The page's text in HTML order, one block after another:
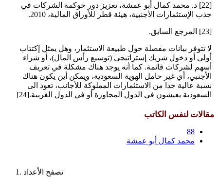
[22] د. محمد كمال أبو عمشة، تعزيز دور حوكمة الشركات في
جذب الإستثمارات الأجنبية، هيئة قطر للأوراق المالية، 2010.
[23] المرجع السابق.
لا تتوفر بيانات مفصلة حول طبيعة الاستثمار، وهل يمثل إكتتاب
أولي أو دخول شريك إستراتيجي (توسيع رأس المال)، أو شراء
أسهم لشركات قائمة. كما أنه يوجد هناك مشكلة في تعريف
الأجنبي، أي غير حامل الهوية السعودية، ويمكن أين يكون هناك
نسبة عالية جدا من الاستثمارات المملوكة للأجانب، تعود الى
السعودية يعيشون في الدول المجاورة أو في الدول الغربية.[24]
مقالات لنفس الكاتب
88
محمد كمال أبو عمشة
تصفح الأعداد